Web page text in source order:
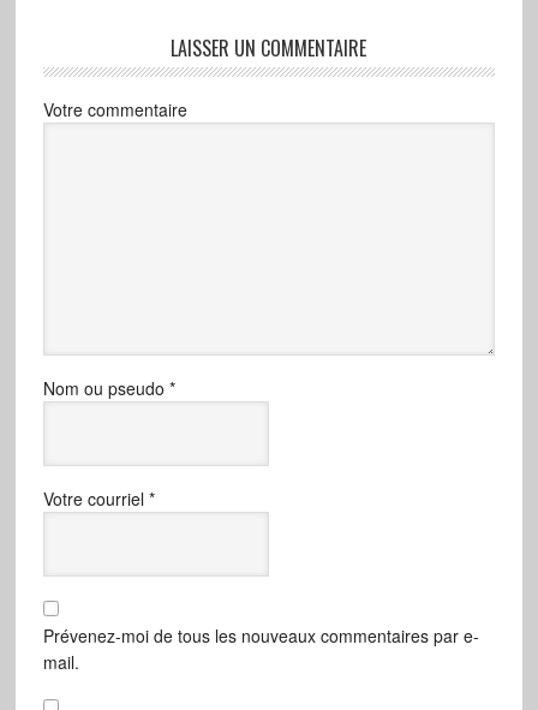
LAISSER UN COMMENTAIRE
Votre commentaire
Nom ou pseudo *
Votre courriel *
Prévenez-moi de tous les nouveaux commentaires par e-
mail.